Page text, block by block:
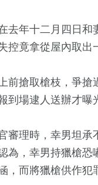
去年十二月四日
控竟拿從屋內取出
前搶取槍枝，爭
到場逮人送辦才曝
審理時，幸男坦
為，幸男持獵槍
，而將獵槍供作犯
文教